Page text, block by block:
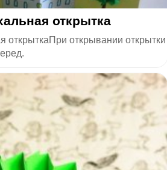
открытка
открыткаПри открывании открытки